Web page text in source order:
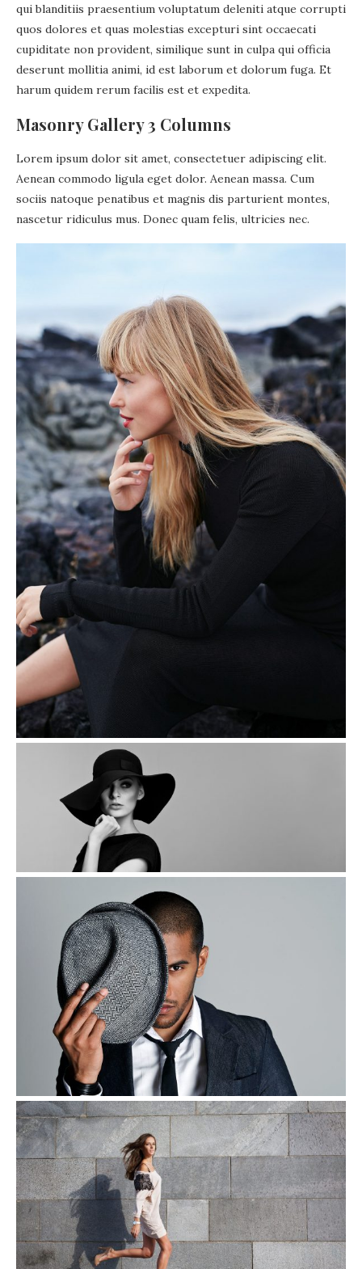
qui blanditiis praesentium voluptatum deleniti atque corrupti
quos dolores et quas molestias excepturi sint occaecati
cupiditate non provident, similique sunt in culpa qui officia
deserunt mollitia animi, id est laborum et dolorum fuga. Et
harum quidem rerum facilis est et expedita.
Masonry Gallery 3 Columns
Lorem ipsum dolor sit amet, consectetuer adipiscing elit.
Aenean commodo ligula eget dolor. Aenean massa. Cum
sociis natoque penatibus et magnis dis parturient montes,
nascetur ridiculus mus. Donec quam felis, ultricies nec.